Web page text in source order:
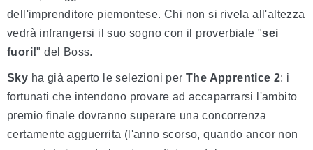
dell'imprenditore piemontese. Chi non si rivela all'altezza
vedrà infrangersi il suo sogno con il proverbiale "sei
fuori!" del Boss.
Sky ha già aperto le selezioni perThe Apprentice 2: i
fortunati che intendono provare ad accaparrarsi l'ambito
premio finale dovranno superare una concorrenza
certamente agguerrita (l'anno scorso, quando ancor non